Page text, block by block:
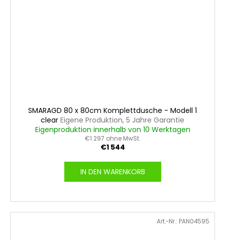
SMARAGD 80 x 80cm Komplettdusche - Modell 1
clear Eigene Produktion, 5 Jahre Garantie
Eigenproduktion innerhalb von 10 Werktagen
€1 297 ohne MwSt.
€1 544
IN DEN WARENKORB
Art.-Nr.: PAN04595